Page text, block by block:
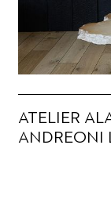
ATELIER
ANDREONI